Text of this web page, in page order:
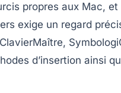
propres aux Mac, et
exige un regard
d’insertion ainsi